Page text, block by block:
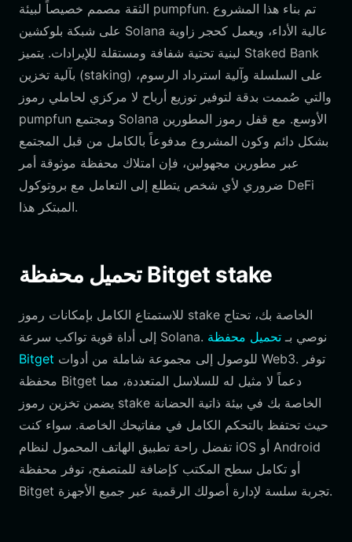
الثقة مصمم خصيصاً لبيئة pumpfun. تم بناء هذا المشروع
على شبكة بلوكشين Solana عالية الأداء، ويعمل كحجر زاوية
لبنية تحتية شفافة ومستقلة للإيرادات. يتميز Staked Bank
بآلية تخزين (staking) على السلسلة وآلية استرداد الرسوم،
والتي صُممت بدقة لتوفير توزيع أرباح لا مركزي لحاملي رموز
pumpfun ومجتمع Solana الأوسع. مع قفل رموز المطورين
بشكل دائم وكون المشروع مدفوعاً بالكامل من قبل المجتمع
عبر مطورين مجهولين، فإن امتلاك محفظة موثوقة أمر
ضروري لأي شخص يتطلع إلى التعامل مع بروتوكول DeFi
المبتكر هذا.
تحميل محفظة Bitget stake
للاستمتاع الكامل بإمكانات رموز stake الخاصة بك، تحتاج
إلى أداة قوية تواكب سرعة Solana. نوصي بـ تحميل محفظة
Bitget
محفظة Bitget دعماً لا مثيل له للسلاسل المتعددة، مما
يضمن تخزين رموز stake الخاصة بك في بيئة ذاتية الحضانة
حيث تحتفظ بالتحكم الكامل في مفاتيحك الخاصة. سواء كنت
تفضل راحة تطبيق الهاتف المحمول لنظام iOS أو Android
أو تكامل سطح المكتب كإضافة للمتصفح، توفر محفظة
Bitget تجربة سلسة لإدارة أصولك الرقمية عبر جميع الأجهزة.